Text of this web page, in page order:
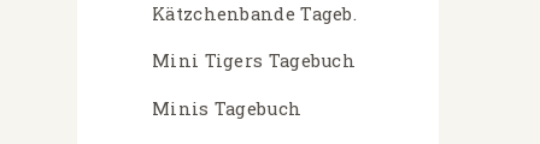
Kätzchenbande Tageb.
Mini Tigers Tagebuch
Minis Tagebuch